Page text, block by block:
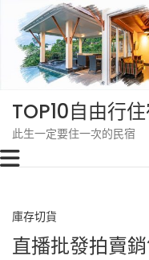
content
TOP10自由行
此生一定要住一次的民宿
庫存切貨
直播批發拍賣